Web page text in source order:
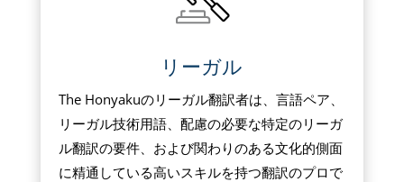
リーガル
The Honyakuのリーガル翻訳者は、言語ペア、
リーガル技術用語、配慮の必要な特定のリーガ
ル翻訳の要件、および関わりのある文化的側面
に精通している高いスキルを持つ翻訳のプロで